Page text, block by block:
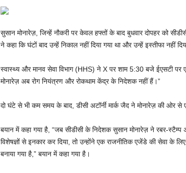
सुसान मोनारेज़, जिन्हें नौकरी पर केवल हफ्तों के बाद बुधवार दोपहर को
ने कहा कि घंटों बाद उन्हें निकाल नहीं दिया गया था और उन्हें इस्तीफा नहीं
स्वास्थ्य और मानव सेवा विभाग (HHS) ने X पर शाम 5:30 बजे ईएसटी पर
मोनारेज़ अब रोग नियंत्रण और रोकथाम केंद्र के निदेशक नहीं हैं।”
दो घंटे से भी कम समय के बाद, डीसी अटॉर्नी मार्क जैद ने मोनारेज़ की ओर से
बयान में कहा गया है, “जब सीडीसी के निदेशक सुसान मोनारेज़ ने रबर-स्टैम्प
विशेषज्ञों से इनकार कर दिया, तो उन्होंने एक राजनीतिक एजेंडे की सेवा के
बनाया गया है,” बयान में कहा गया है।